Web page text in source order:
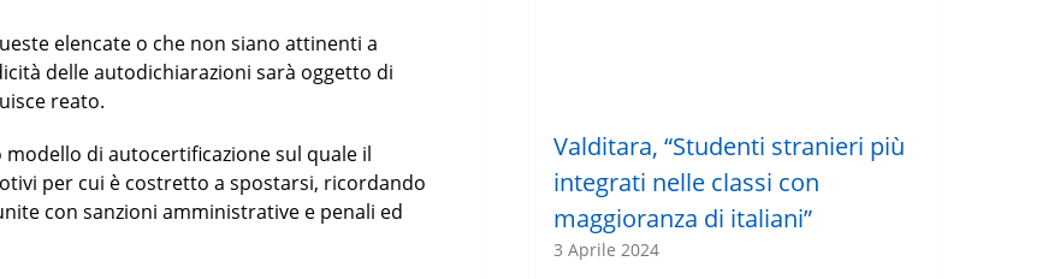
elencate o che non siano attinenti a
delle autodichiarazioni sarà oggetto di
reato.
di autocertificazione sul quale il
per cui è costretto a spostarsi, ricordando
con sanzioni amministrative e penali ed
Valditara, “Studenti stranieri più
integrati nelle classi con
maggioranza di italiani”
3 Aprile 2024